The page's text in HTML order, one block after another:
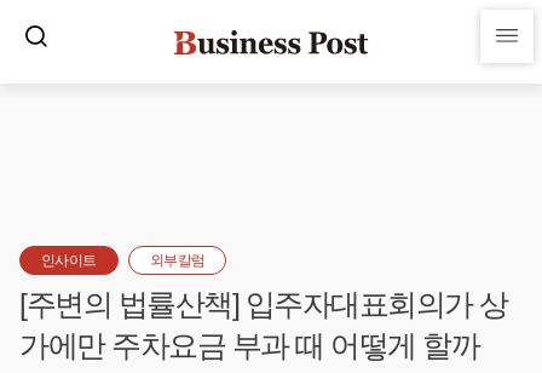
인사이트 외부칼럼
[주변의 법률산책] 입주자대표회의가 상
가에만 주차요금 부과 때 어떻게 할까